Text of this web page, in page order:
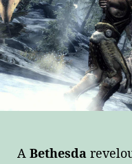
A Bethesda